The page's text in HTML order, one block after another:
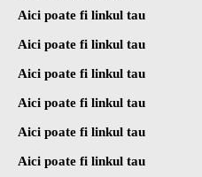
Aici poate fi linkul tau
Aici poate fi linkul tau
Aici poate fi linkul tau
Aici poate fi linkul tau
Aici poate fi linkul tau
Aici poate fi linkul tau